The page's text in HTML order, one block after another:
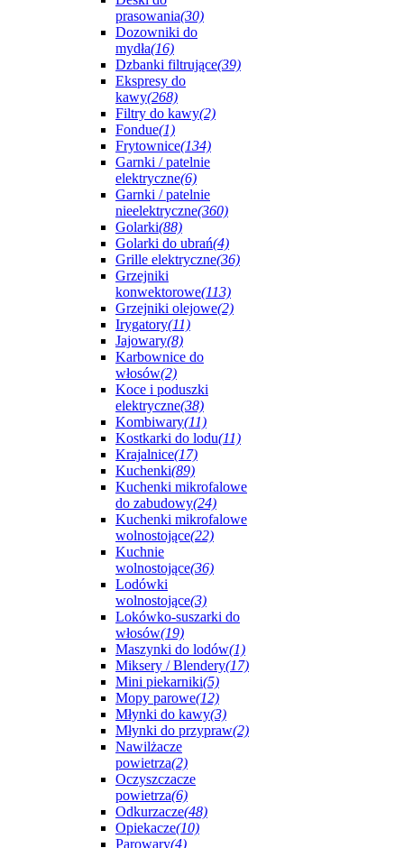
prasowania(30)
Dozowniki do
mydła(16)
Dzbanki filtrujące(39)
Ekspresy do
kawy(268)
Filtry do kawy(2)
Fondue(1)
Frytownice(134)
Garnki / patelnie
elektryczne(6)
Garnki / patelnie
nieelektryczne(360)
Golarki(88)
Golarki do ubrań(4)
Grille elektryczne(36)
Grzejniki
konwektorowe(113)
Grzejniki olejowe(2)
Irygatory(11)
Jajowary(8)
Karbownice do
włosów(2)
Koce i poduszki
elektryczne(38)
Kombiwary(11)
Kostkarki do lodu(11)
Krajalnice(17)
Kuchenki(89)
Kuchenki mikrofalowe
do zabudowy(24)
Kuchenki mikrofalowe
wolnostojące(22)
Kuchnie
wolnostojące(36)
Lodówki
wolnostojące(3)
Lokówko-suszarki do
włosów(19)
Maszynki do lodów(1)
Miksery / Blendery(17)
Mini piekarniki(5)
Mopy parowe(12)
Młynki do kawy(3)
Młynki do przypraw(2)
Nawilżacze
powietrza(2)
Oczyszczacze
powietrza(6)
Odkurzacze(48)
Opiekacze(10)
Parowary(4)